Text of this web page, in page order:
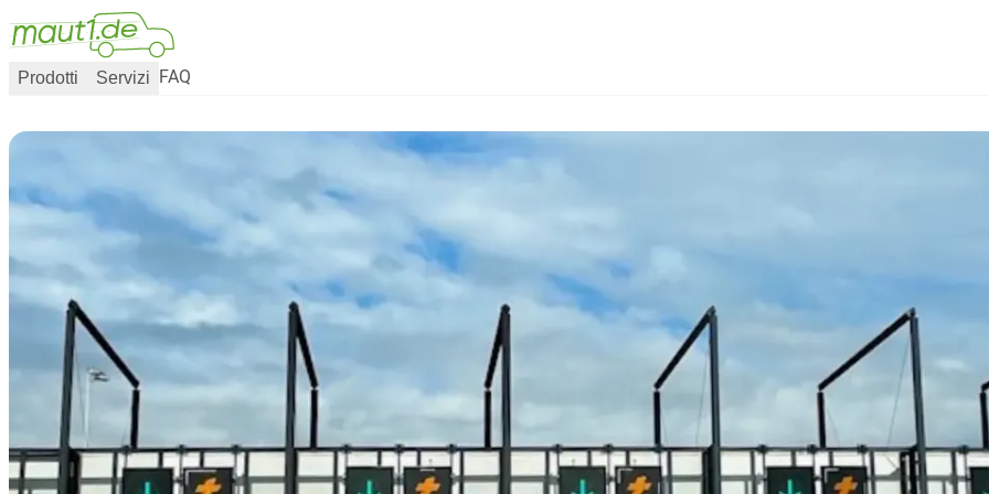
Prodotti Servizi FAQ